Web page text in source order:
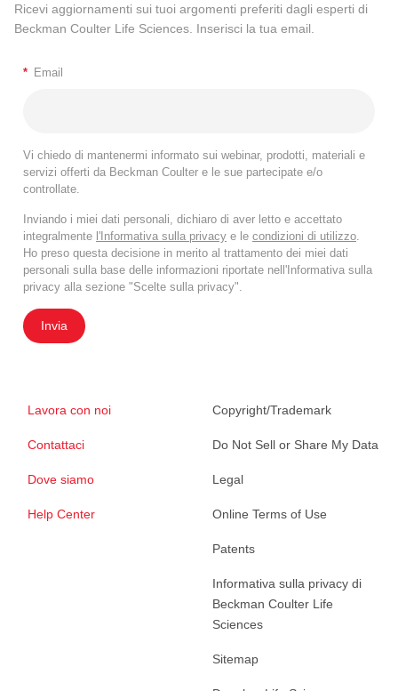
Ricevi aggiornamenti sui tuoi argomenti preferiti dagli esperti di
Beckman Coulter Life Sciences. Inserisci la tua email.
* Email
Vi chiedo di mantenermi informato sui webinar, prodotti, materiali e
servizi offerti da Beckman Coulter e le sue partecipate e/o
controllate.
Inviando i miei dati personali, dichiaro di aver letto e accettato
integralmente l'Informativa sulla privacy e le condizioni di utilizzo
Ho preso questa decisione in merito al trattamento dei miei dati
personali sulla base delle informazioni riportate nell'Informativa sulla
privacy alla sezione "Scelte sulla privacy".
Invia
Lavora con noi
Contattaci
Dove siamo
Help Center
Copyright/Trademark
Do Not Sell or Share My Data
Legal
Online Terms of Use
Patents
Informativa sulla privacy di
Beckman Coulter Life
Sciences
Sitemap